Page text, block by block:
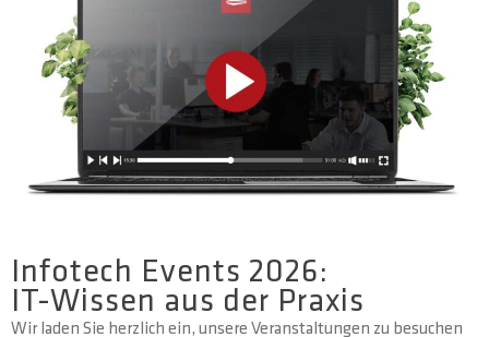
Infotech Events 2026:
IT-Wissen aus der Praxis
Wir laden Sie herzlich ein, unsere Veranstaltungen zu besuchen